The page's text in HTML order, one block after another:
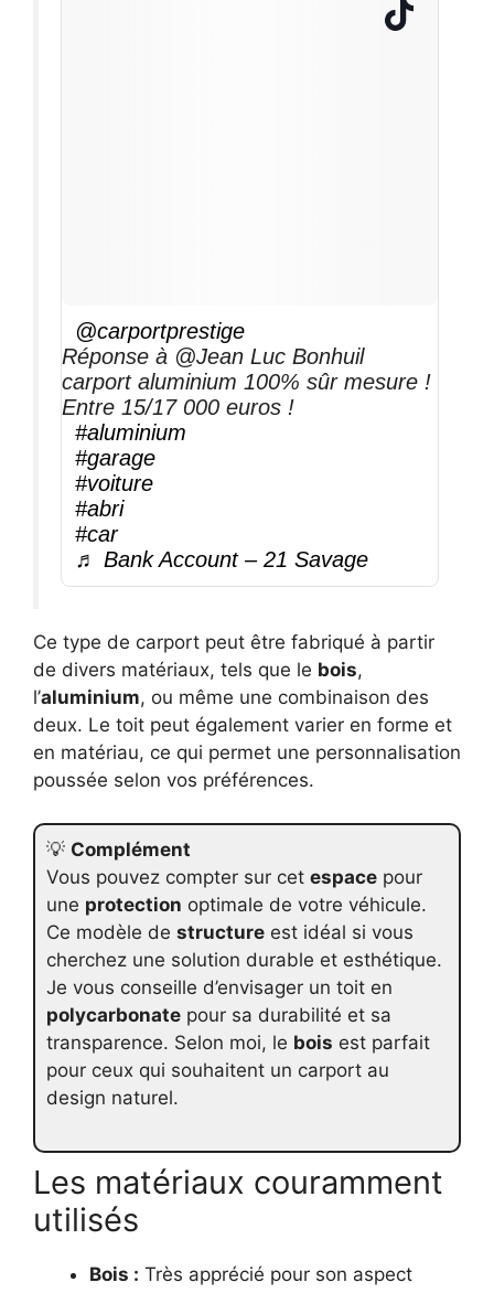
@carportprestige
Réponse à @Jean Luc Bonhuil
carport aluminium 100% sûr mesure !
Entre 15/17 000 euros !
#aluminium
#garage
#voiture
#abri
#car
♬ Bank Account – 21 Savage
Ce type de carport peut être fabriqué à partir
de divers matériaux, tels que le bois,
l’aluminium, ou même une combinaison des
deux. Le toit peut également varier en forme et
en matériau, ce qui permet une personnalisation
poussée selon vos préférences.
💡 Complément
Vous pouvez compter sur cet espace pour
une protection optimale de votre véhicule.
Ce modèle de structure est idéal si vous
cherchez une solution durable et esthétique.
Je vous conseille d’envisager un toit en
polycarbonate pour sa durabilité et sa
transparence. Selon moi, le bois est parfait
pour ceux qui souhaitent un carport au
design naturel.
Les matériaux couramment
utilisés
Bois : Très apprécié pour son aspect